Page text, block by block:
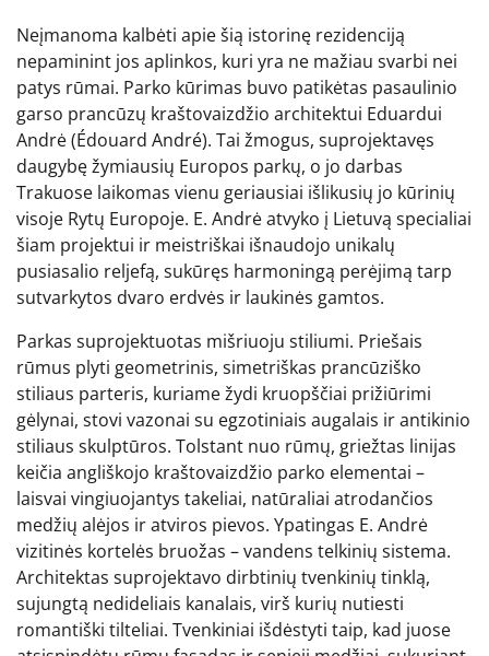
Neįmanoma kalbėti apie šią istorinę rezidenciją
nepaminint jos aplinkos, kuri yra ne mažiau svarbi nei
patys rūmai. Parko kūrimas buvo patikėtas pasaulinio
garso prancūzų kraštovaizdžio architektui Eduardui
Andrė (Édouard André). Tai žmogus, suprojektavęs
daugybę žymiausių Europos parkų, o jo darbas
Trakuose laikomas vienu geriausiai išlikusių jo kūrinių
visoje Rytų Europoje. E. Andrė atvyko į Lietuvą specialiai
šiam projektui ir meistriškai išnaudojo unikalų
pusiasalio reljefą, sukūręs harmoningą perėjimą tarp
sutvarkytos dvaro erdvės ir laukinės gamtos.
Parkas suprojektuotas mišriuoju stiliumi. Priešais
rūmus plyti geometrinis, simetriškas prancūziško
stiliaus parteris, kuriame žydi kruopščiai prižiūrimi
gėlynai, stovi vazonai su egzotiniais augalais ir antikinio
stiliaus skulptūros. Tolstant nuo rūmų, griežtas linijas
keičia angliškojo kraštovaizdžio parko elementai –
laisvai vingiuojantys takeliai, natūraliai atrodančios
medžių alėjos ir atviros pievos. Ypatingas E. Andrė
vizitinės kortelės bruožas – vandens telkinių sistema.
Architektas suprojektavo dirbtinių tvenkinių tinklą,
sujungtą nedideliais kanalais, virš kurių nutiesti
romantiški tilteliai. Tvenkiniai išdėstyti taip, kad juose